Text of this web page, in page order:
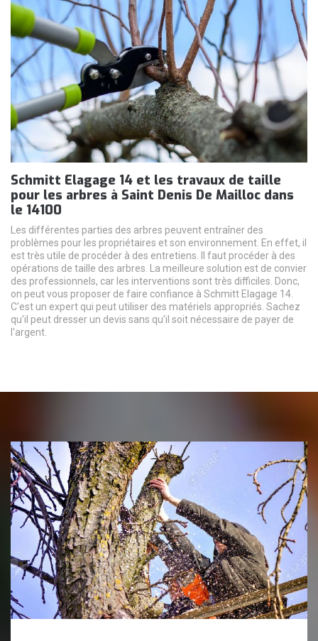
Schmitt Elagage 14 et les travaux de taille
pour les arbres à Saint Denis De Mailloc dans
le 14100
Les différentes parties des arbres peuvent entraîner des
problèmes pour les propriétaires et son environnement. En effet, il
est très utile de procéder à des entretiens. Il faut procéder à des
opérations de taille des arbres. La meilleure solution est de convier
des professionnels, car les interventions sont très difficiles. Donc,
on peut vous proposer de faire confiance à Schmitt Elagage 14.
C'est un expert qui peut utiliser des matériels appropriés. Sachez
qu'il peut dresser un devis sans qu'il soit nécessaire de payer de
l'argent.